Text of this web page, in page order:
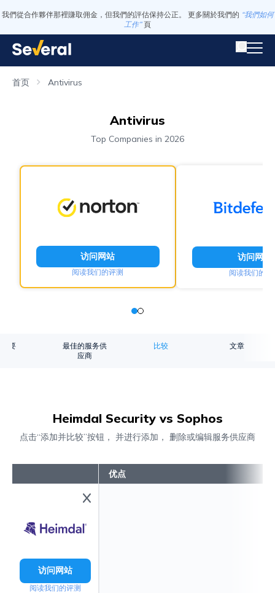
我們從合作夥伴那裡賺取佣金，但我們的評估保持公正。 更多關於我們的 “我們如何
工作” 頁
首页 Antivirus
Antivirus
Top Companies in 2026
访问网站
阅读我们的评测
访问网站
阅读我们的评
概要
最佳的服务供
应商
比较 文章
Heimdal Security vs Sophos
点击“添加并比较”按钮， 并进行添加， 删除或编辑服务供应商
访问网站
阅读我们的评测
优点